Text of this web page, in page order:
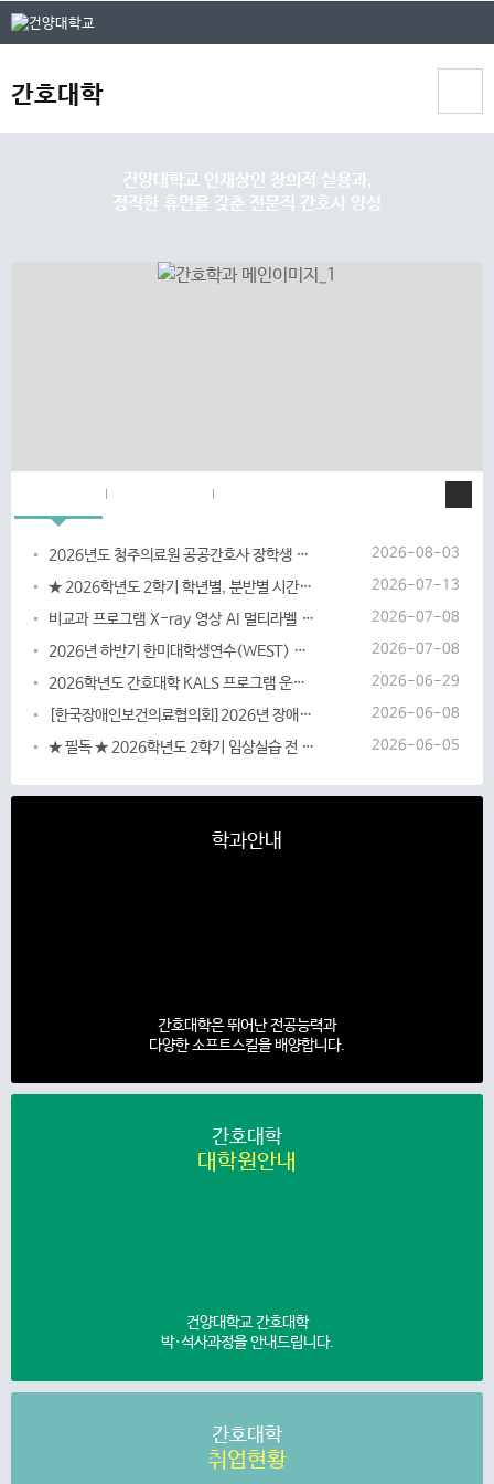
본문 바로가기
대메뉴 바로가기
간호대학
건양대학교 인재상인 창의적 실용과,
정직한 휴먼을 갖춘 전문직 간호사 양성
2026년도 청주의료원 공공간호사 장학생 선발 안내 2026-08-03
★ 2026학년도 2학기 학년별, 분반별 시간표 안내 2026-07-13
비교과 프로그램 X-ray 영상 AI 멀티라벨 분류 해커톤 참여학생 모집 2026-07-08
2026년 하반기 한미대학생연수(WEST) 참가 안내 2026-07-08
2026학년도 간호대학 KALS 프로그램 운영 안내 2026-06-29
[한국장애인보건의료협의회]2026년 장애인 건강권 교육「장애와 건강」 2026-06-08
★ 필독 ★ 2026학년도 2학기 임상실습 전 준비서류 안내 2026-06-05
학과안내
간호대학은 뛰어난 전공능력과
다양한 소프트스킬을 배양합니다.
간호대학
대학원안내
건양대학교 간호대학
박·석사과정을 안내드립니다.
간호대학
취업현황